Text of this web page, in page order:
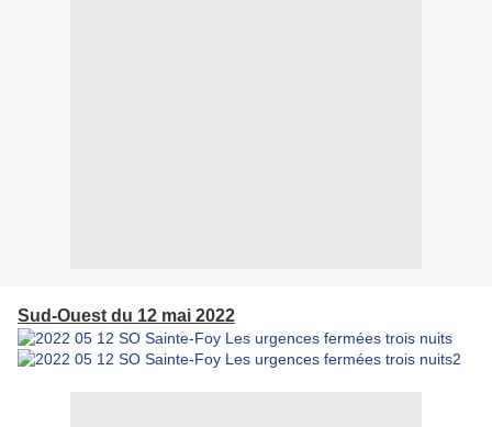
Sud-Ouest du 12 mai 2022